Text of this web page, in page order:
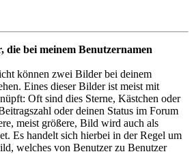
die bei meinem Benutzernamen
können zwei Bilder bei deinem
Eines dieser Bilder ist meist mit
Oft sind dies Sterne, Kästchen oder
oder deinen Status im Forum
meist größere, Bild wird auch als
Es handelt sich hierbei in der Regel um
welches von Benutzer zu Benutzer